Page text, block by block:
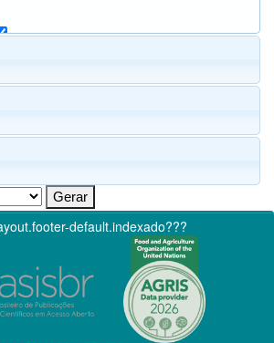
default.indexado???